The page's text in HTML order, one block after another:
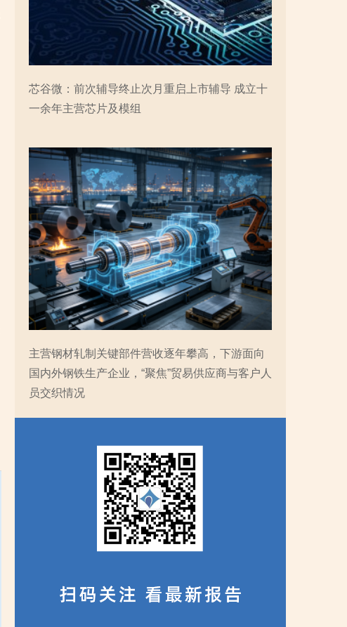
芯谷微：前次辅导终止次月重启上市辅导 成立十
一余年主营芯片及模组
主营钢材轧制关键部件营收逐年攀高，下游面向
国内外钢铁生产企业，“聚焦”贸易供应商与客户人
员交织情况